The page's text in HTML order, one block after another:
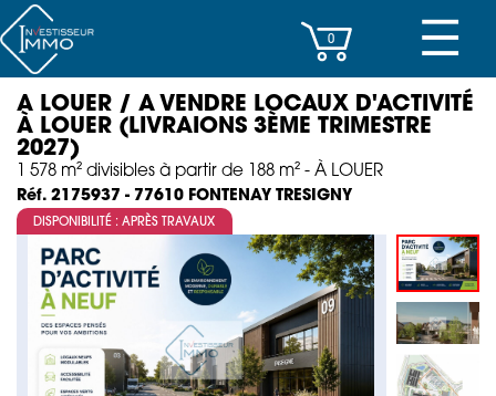
CENTRES D’AFFAIRES
IMMEUBLES DE RAPPORT
PROPERTY MANAGEMENT
PROGRAMMES NEUFS
INVESTISSEMENT
SOCIÉTÉ
☰
0
A LOUER / A VENDRE LOCAUX D'ACTIVITÉ
À LOUER (LIVRAIONS 3ÈME TRIMESTRE
2027)
1 578 m² divisibles à partir de 188 m² - À LOUER
Réf. 2175937 - 77610 FONTENAY TRESIGNY
DISPONIBILITÉ : APRÈS TRAVAUX